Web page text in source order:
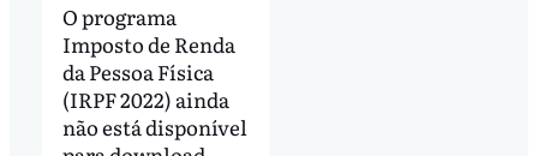
O programa
Imposto de Renda
da Pessoa Física
(IRPF 2022) ainda
não está disponível